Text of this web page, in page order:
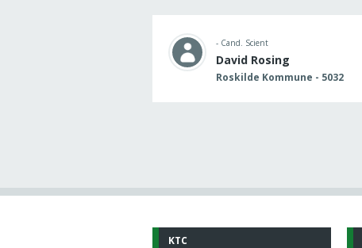
- Cand. Scient
David Rosing
Roskilde Kommune - 5032
KTC